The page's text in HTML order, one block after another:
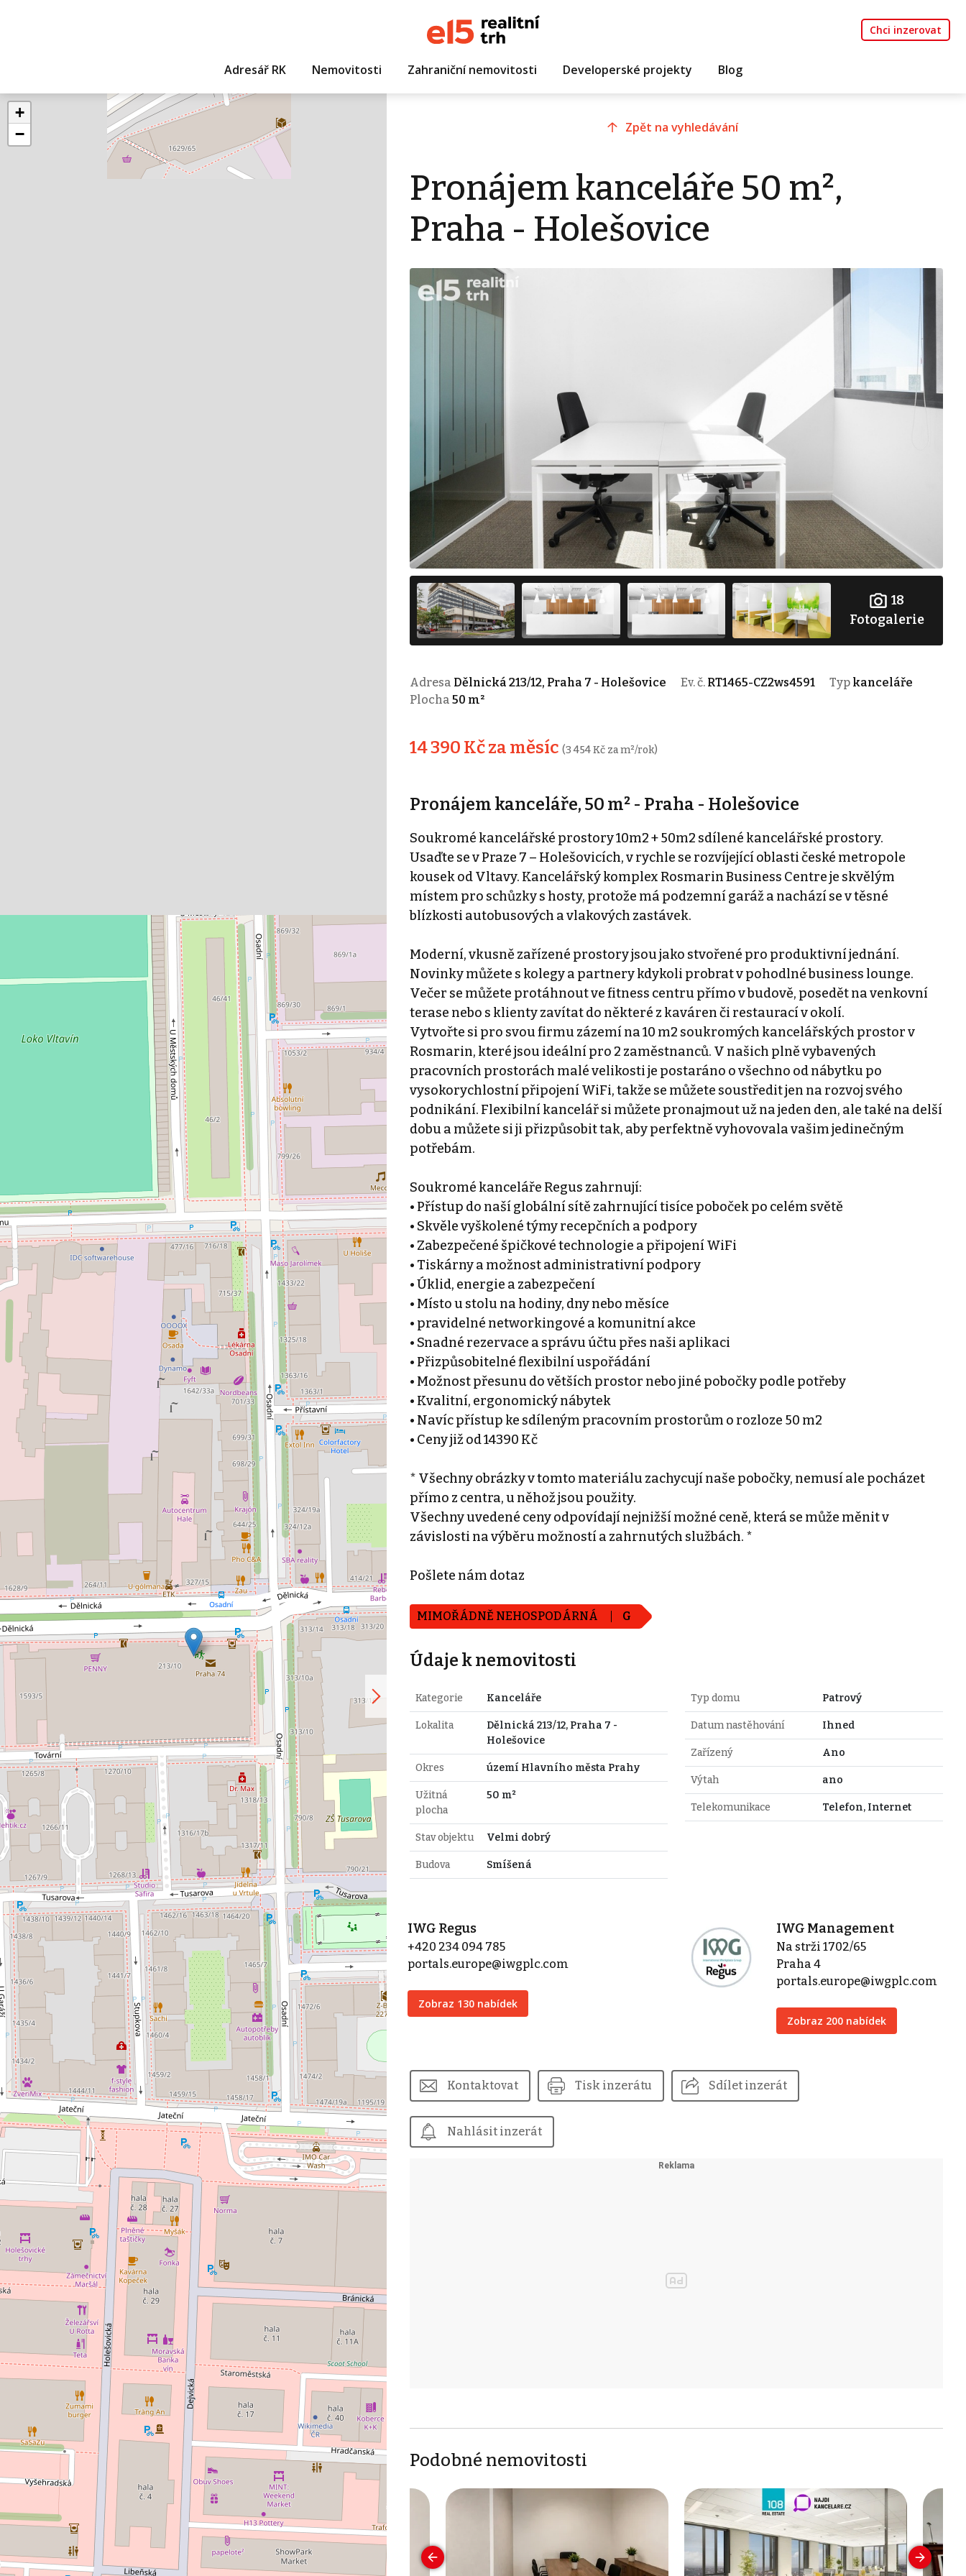
Chci inzerovat
Adresář RK Nemovitosti Zahraniční nemovitosti Developerské projekty Blog
+
−
Zpět na vyhledávání
Pronájem kanceláře 50 m²,
Praha - Holešovice
18
Fotogalerie
Adresa Dělnická 213/12, Praha 7 - Holešovice Ev. č. RT1465-CZ2ws4591 Typ kanceláře
Plocha 50 m²
14 390 Kč za měsíc (3 454 Kč za m²/rok)
Pronájem kanceláře, 50 m² - Praha - Holešovice
Soukromé kancelářské prostory 10m2 + 50m2 sdílené kancelářské prostory.
Usaďte se v Praze 7 – Holešovicích, v rychle se rozvíjející oblasti české metropole
kousek od Vltavy. Kancelářský komplex Rosmarin Business Centre je skvělým
místem pro schůzky s hosty, protože má podzemní garáž a nachází se v těsné
blízkosti autobusových a vlakových zastávek.
Moderní, vkusně zařízené prostory jsou jako stvořené pro produktivní jednání.
Novinky můžete s kolegy a partnery kdykoli probrat v pohodlné business lounge.
Večer se můžete protáhnout ve fitness centru přímo v budově, posedět na venkovní
terase nebo s klienty zavítat do některé z kaváren či restaurací v okolí.
Vytvořte si pro svou firmu zázemí na 10 m2 soukromých kancelářských prostor v
Rosmarin, které jsou ideální pro 2 zaměstnanců. V našich plně vybavených
pracovních prostorách malé velikosti je postaráno o všechno od nábytku po
vysokorychlostní připojení WiFi, takže se můžete soustředit jen na rozvoj svého
podnikání. Flexibilní kancelář si můžete pronajmout už na jeden den, ale také na delší
dobu a můžete si ji přizpůsobit tak, aby perfektně vyhovovala vašim jedinečným
potřebám.
Soukromé kanceláře Regus zahrnují:
• Přístup do naší globální sítě zahrnující tisíce poboček po celém světě
• Skvěle vyškolené týmy recepčních a podpory
• Zabezpečené špičkové technologie a připojení WiFi
• Tiskárny a možnost administrativní podpory
• Úklid, energie a zabezpečení
• Místo u stolu na hodiny, dny nebo měsíce
• pravidelné networkingové a komunitní akce
• Snadné rezervace a správu účtu přes naši aplikaci
• Přizpůsobitelné flexibilní uspořádání
• Možnost přesunu do větších prostor nebo jiné pobočky podle potřeby
• Kvalitní, ergonomický nábytek
• Navíc přístup ke sdíleným pracovním prostorům o rozloze 50 m2
• Ceny již od 14390 Kč
* Všechny obrázky v tomto materiálu zachycují naše pobočky, nemusí ale pocházet
přímo z centra, u něhož jsou použity.
Všechny uvedené ceny odpovídají nejnižší možné ceně, která se může měnit v
závislosti na výběru možností a zahrnutých službách. *
Pošlete nám dotaz
MIMOŘÁDNĚ NEHOSPODÁRNÁ G
Údaje k nemovitosti
Kategorie Kanceláře
Lokalita
Dělnická 213/12, Praha 7 -
Holešovice
Okres území Hlavního města Prahy
Užitná
plocha
50 m²
Stav objektu Velmi dobrý
Budova Smíšená
Typ domu Patrový
Datum nastěhování Ihned
Zařízený Ano
Výtah ano
Telekomunikace Telefon, Internet
IWG Regus
+420 234 094 785
portals.europe@iwgplc.com
Zobraz 130 nabídek
IWG Management
Na strži 1702/65
Praha 4
portals.europe@iwgplc.com
Zobraz 200 nabídek
Kontaktovat Tisk inzerátu Sdílet inzerát
Nahlásit inzerát
Podobné nemovitosti